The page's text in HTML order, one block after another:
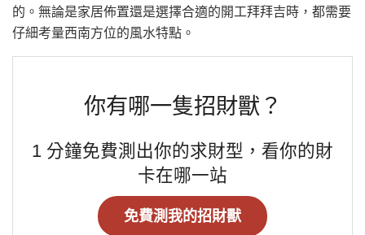
的。無論是家居佈置還是選擇合適的開工拜拜吉時，都需要
仔細考量西南方位的風水特點。
你有哪一隻招財獸？
1 分鐘免費測出你的求財型，看你的財
卡在哪一站
免費測我的招財獸